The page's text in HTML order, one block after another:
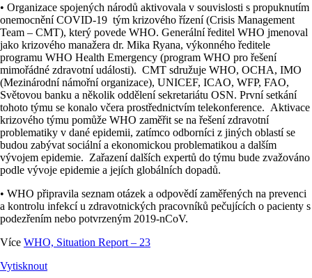
• Organizace spojených národů aktivovala v souvislosti s propuknutím
onemocnění COVID-19 tým krizového řízení (Crisis Management
Team – CMT), který povede WHO. Generální ředitel WHO jmenoval
jako krizového manažera dr. Mika Ryana, výkonného ředitele
programu WHO Health Emergency (program WHO pro řešení
mimořádné zdravotní události). CMT sdružuje WHO, OCHA, IMO
(Mezinárodní námořní organizace), UNICEF, ICAO, WFP, FAO,
Světovou banku a několik oddělení sekretariátu OSN. První setkání
tohoto týmu se konalo včera prostřednictvím telekonference. Aktivace
krizového týmu pomůže WHO zaměřit se na řešení zdravotní
problematiky v dané epidemii, zatímco odborníci z jiných oblastí se
budou zabývat sociální a ekonomickou problematikou a dalším
vývojem epidemie. Zařazení dalších expertů do týmu bude zvažováno
podle vývoje epidemie a jejích globálních dopadů.
• WHO připravila seznam otázek a odpovědí zaměřených na prevenci
a kontrolu infekcí u zdravotnických pracovníků pečujících o pacienty s
podezřením nebo potvrzeným 2019-nCoV.
Více WHO, Situation Report – 23
Vytisknout